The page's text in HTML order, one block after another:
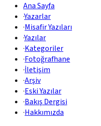
Ana Sayfa
·Yazarlar
·Misafir Yazıları
·Yazılar
·Kategoriler
·Fotoğrafhane
·İletişim
·Arşiv
·Eski Yazılar
·Bakış Dergisi
·Hakkımızda